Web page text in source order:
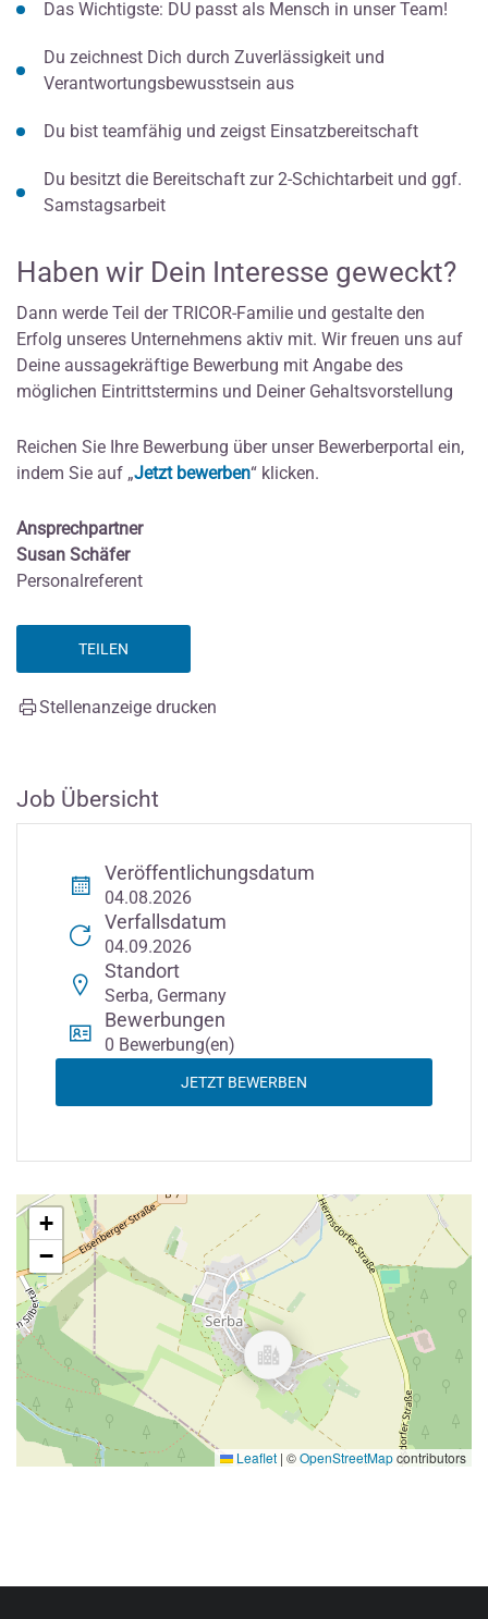
Das Wichtigste: DU passt als Mensch in unser Team!
Du zeichnest Dich durch Zuverlässigkeit und
Verantwortungsbewusstsein aus
Du bist teamfähig und zeigst Einsatzbereitschaft
Du besitzt die Bereitschaft zur 2-Schichtarbeit und ggf.
Samstagsarbeit
Haben wir Dein Interesse geweckt?
Dann werde Teil der TRICOR-Familie und gestalte den
Erfolg unseres Unternehmens aktiv mit. Wir freuen uns auf
Deine aussagekräftige Bewerbung mit Angabe des
möglichen Eintrittstermins und Deiner Gehaltsvorstellung
Reichen Sie Ihre Bewerbung über unser Bewerberportal ein,
indem Sie auf „Jetzt bewerben“ klicken.
Ansprechpartner
Susan Schäfer
Personalreferent
TEILEN
Stellenanzeige drucken
Job Übersicht
Veröffentlichungsdatum
04.08.2026
Verfallsdatum
04.09.2026
Standort
Serba, Germany
Bewerbungen
0 Bewerbung(en)
JETZT BEWERBEN
+
−
Leaflet | ©OpenStreetMapcontributors